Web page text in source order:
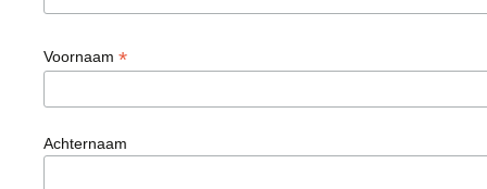
Voornaam *
Achternaam